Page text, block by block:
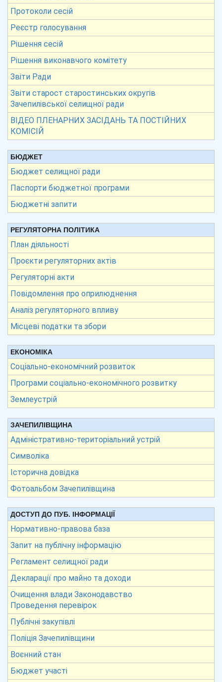
Протоколи сесій
Реєстр голосування
Рішення сесій
Рішення виконавчого комітету
Звіти Ради
Звіти старост старостинських округів
Зачепилівської селищної ради
ВІДЕО ПЛЕНАРНИХ ЗАСІДАНЬ ТА ПОСТІЙНИХ
КОМІСІЙ
БЮДЖЕТ
Бюджет селищної ради
Паспорти бюджетної програми
Бюджетні запити
РЕГУЛЯТОРНА ПОЛІТИКА
План діяльності
Проєкти регуляторних актів
Регуляторні акти
Повідомлення про оприлюднення
Аналіз регуляторного впливу
Місцеві податки та збори
ЕКОНОМІКА
Соціально-економічний розвиток
Програми соціально-економічного розвитку
Землеустрій
ЗАЧЕПИЛІВЩИНА
Адміністративно-територіальний устрій
Символіка
Історична довідка
Фотоальбом Зачепилівщина
ДОСТУП ДО ПУБ. ІНФОРМАЦІЇ
Нормативно-правова база
Запит на публічну інформацію
Регламент селищної ради
Декларації про майно та доходи
Очищення влади Законодавство
Проведення перевірок
Публічні закупівлі
Поліція Зачепилівщини
Воєнний стан
Бюджет участі